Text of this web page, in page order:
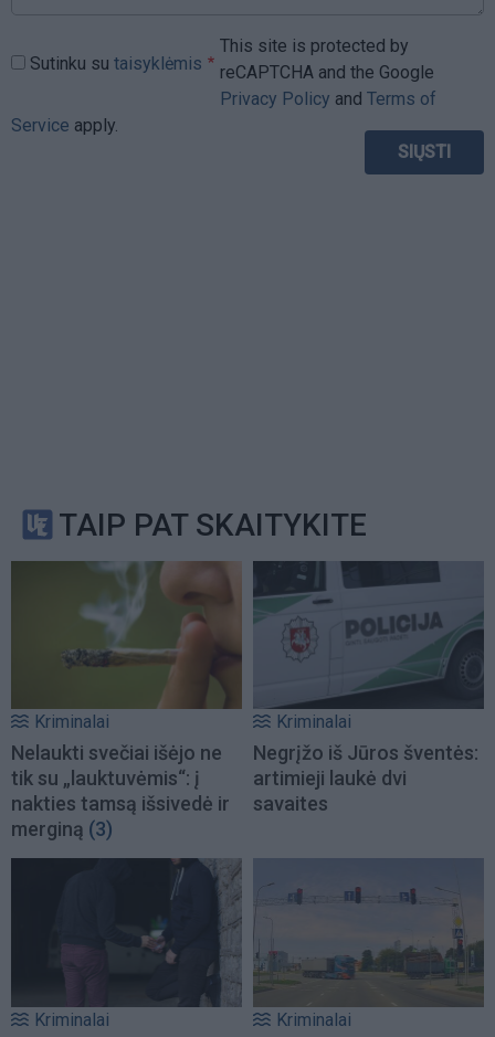
Sutinku su taisyklėmis
This site is protected by
reCAPTCHA and the Google
Privacy Policy and Terms of
Service apply.
TAIP PAT SKAITYKITE
Kriminalai
Nelaukti svečiai išėjo ne
tik su „lauktuvėmis“: į
nakties tamsą išsivedė ir
merginą (3)
Kriminalai
Negrįžo iš Jūros šventės:
artimieji laukė dvi
savaites
Kriminalai Kriminalai